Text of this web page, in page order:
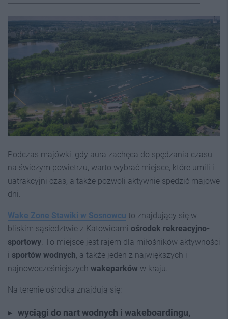
Podczas majówki, gdy aura zachęca do spędzania czasu
na świeżym powietrzu, warto wybrać miejsce, które umili i
uatrakcyjni czas, a także pozwoli aktywnie spędzić majowe
dni.
Wake Zone Stawiki w Sosnowcu to znajdujący się w
bliskim sąsiedztwie z Katowicami ośrodek rekreacyjno-
sportowy. To miejsce jest rajem dla miłośników aktywności
i sportów wodnych, a także jeden z największych i
najnowocześniejszych wakeparków w kraju.
Na terenie ośrodka znajdują się:
wyciągi do nart wodnych i wakeboardingu,